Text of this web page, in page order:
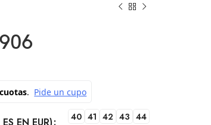
40 41 42 43 44